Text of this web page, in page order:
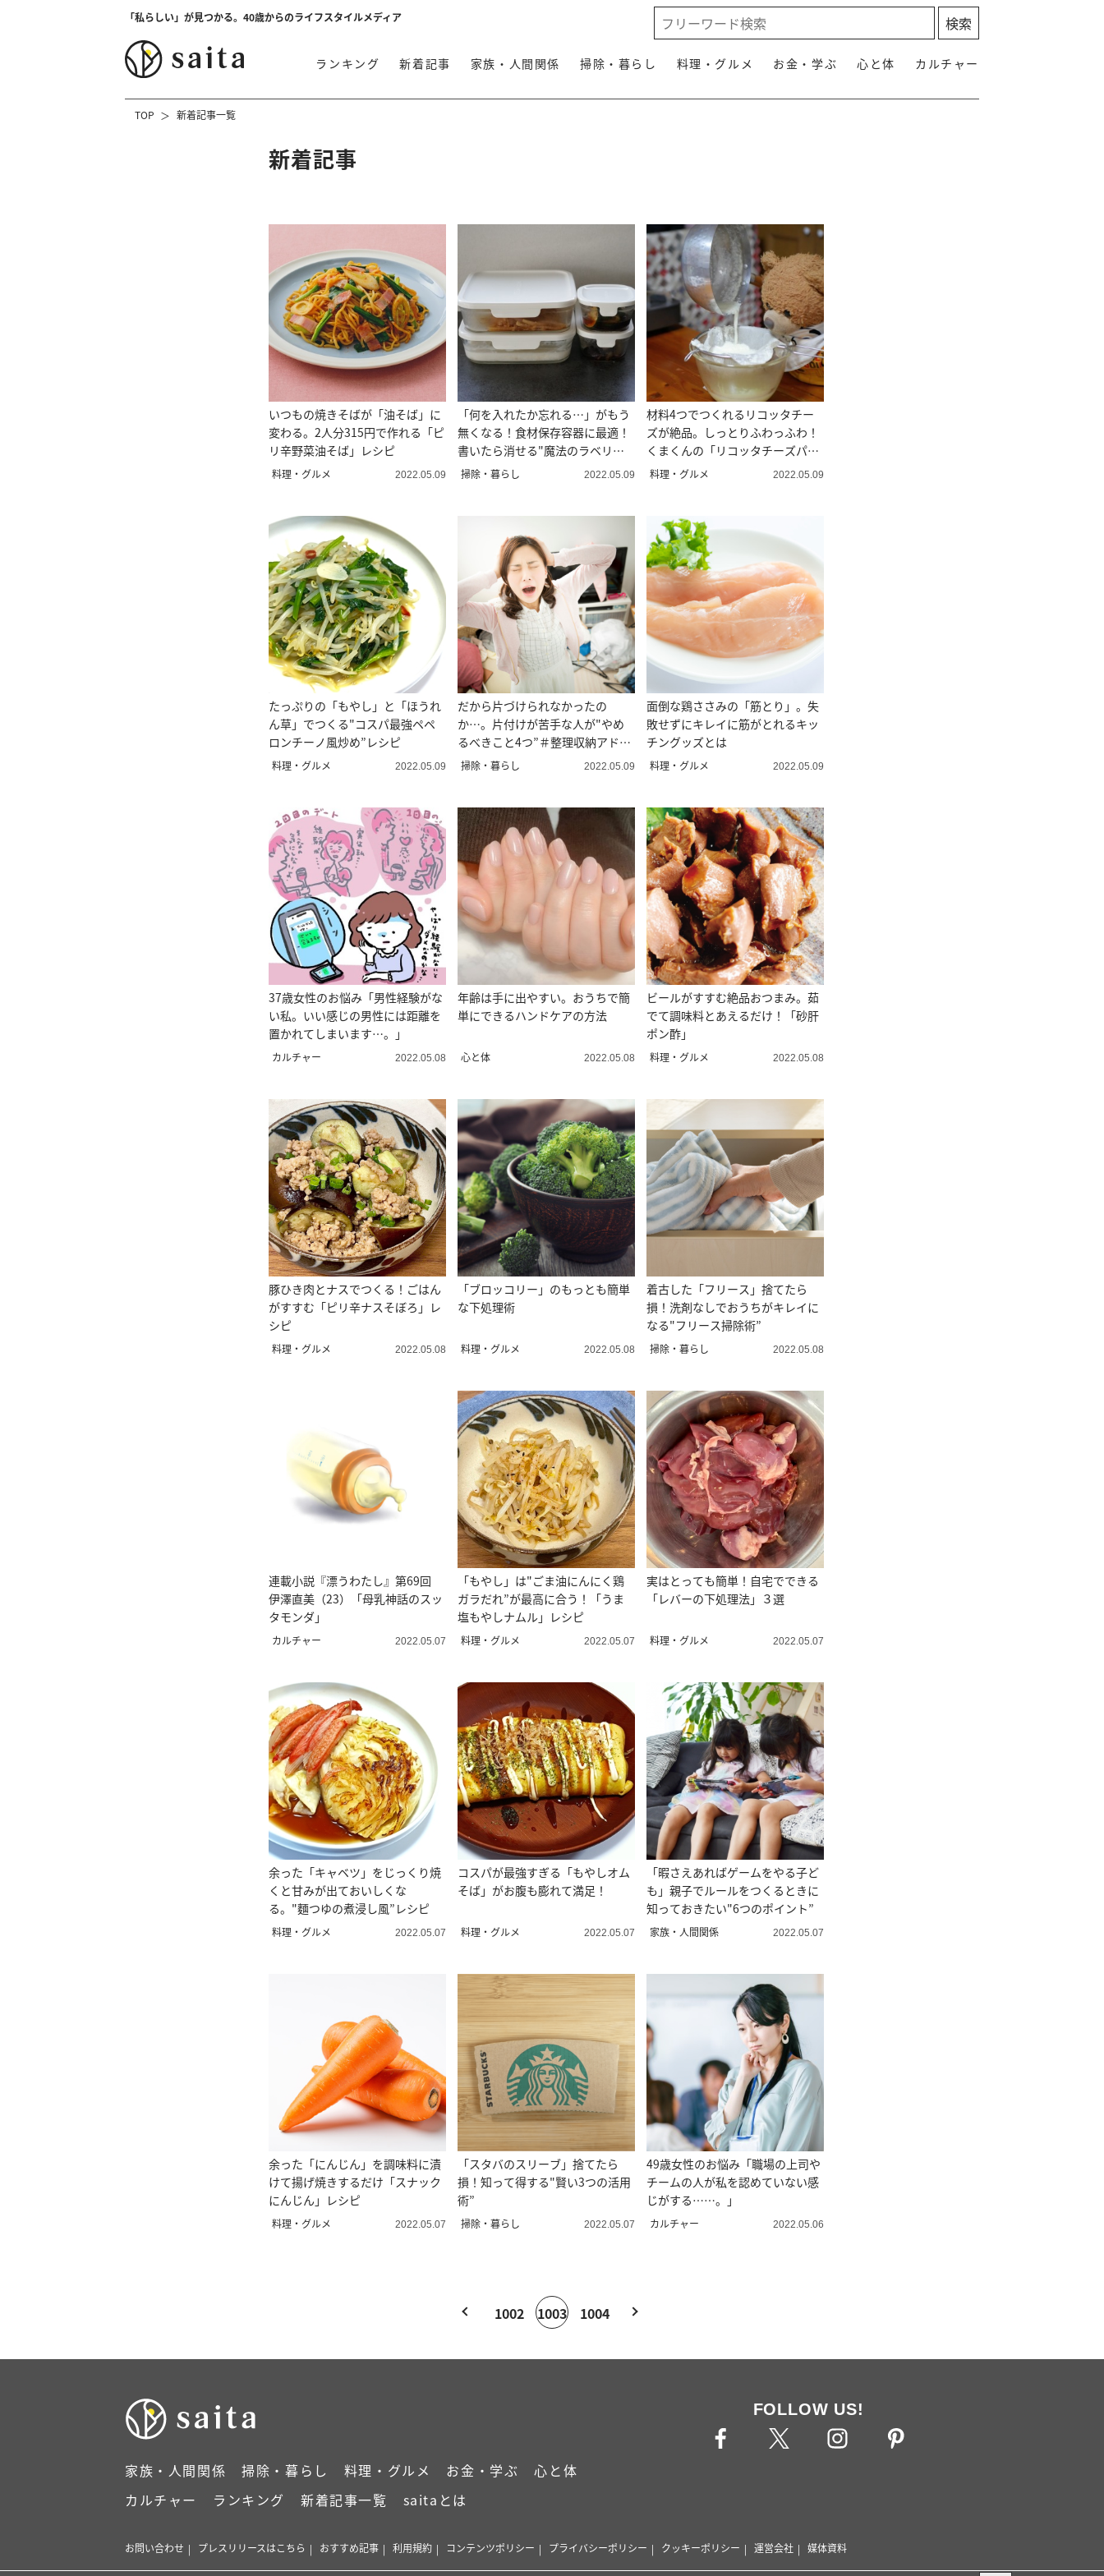
「私らしい」が見つかる。40歳からのライフスタイルメディア
ランキング 新着記事 家族・人間関係 掃除・暮らし 料理・グルメ お金・学ぶ 心と体 カルチャー
TOP 新着記事一覧
新着記事
いつもの焼きそばが「油そば」に
変わる。2人分315円で作れる「ピ
リ辛野菜油そば」レシピ
料理・グルメ 2022.05.09
「何を入れたか忘れる…」がもう
無くなる！食材保存容器に最適！
書いたら消せる"魔法のラベリン
グ術”
掃除・暮らし 2022.05.09
材料4つでつくれるリコッタチー
ズが絶品。しっとりふわっふわ！
くまくんの「リコッタチーズパン
ケーキ」レシピ
料理・グルメ 2022.05.09
たっぷりの「もやし」と「ほうれ
ん草」でつくる"コスパ最強ペペ
ロンチーノ風炒め”レシピ
料理・グルメ 2022.05.09
だから片づけられなかったの
か…。片付けが苦手な人が"やめ
るべきこと4つ”＃整理収納アドバ
イザー直伝
掃除・暮らし 2022.05.09
面倒な鶏ささみの「筋とり」。失
敗せずにキレイに筋がとれるキッ
チングッズとは
料理・グルメ 2022.05.09
37歳女性のお悩み「男性経験がな
い私。いい感じの男性には距離を
置かれてしまいます…。」
カルチャー 2022.05.08
年齢は手に出やすい。おうちで簡
単にできるハンドケアの方法
心と体 2022.05.08
ビールがすすむ絶品おつまみ。茹
でて調味料とあえるだけ！「砂肝
ポン酢」
料理・グルメ 2022.05.08
豚ひき肉とナスでつくる！ごはん
がすすむ「ピリ辛ナスそぼろ」レ
シピ
料理・グルメ 2022.05.08
「ブロッコリー」のもっとも簡単
な下処理術
料理・グルメ 2022.05.08
着古した「フリース」捨てたら
損！洗剤なしでおうちがキレイに
なる"フリース掃除術”
掃除・暮らし 2022.05.08
連載小説『漂うわたし』第69回
伊澤直美（23）「母乳神話のスッ
タモンダ」
カルチャー 2022.05.07
「もやし」は"ごま油にんにく鶏
ガラだれ”が最高に合う！「うま
塩もやしナムル」レシピ
料理・グルメ 2022.05.07
実はとっても簡単！自宅でできる
「レバーの下処理法」３選
料理・グルメ 2022.05.07
余った「キャベツ」をじっくり焼
くと甘みが出ておいしくな
る。"麵つゆの煮浸し風”レシピ
料理・グルメ 2022.05.07
コスパが最強すぎる「もやしオム
そば」がお腹も膨れて満足！
料理・グルメ 2022.05.07
「暇さえあればゲームをやる子ど
も」親子でルールをつくるときに
知っておきたい"6つのポイント”
家族・人間関係 2022.05.07
余った「にんじん」を調味料に漬
けて揚げ焼きするだけ「スナック
にんじん」レシピ
料理・グルメ 2022.05.07
「スタバのスリーブ」捨てたら
損！知って得する"賢い3つの活用
術”
掃除・暮らし 2022.05.07
49歳女性のお悩み「職場の上司や
チームの人が私を認めていない感
じがする……。」
カルチャー 2022.05.06
1002 1003 1004
家族・人間関係 掃除・暮らし 料理・グルメ お金・学ぶ
心と体
カルチャー
ランキング 新着記事一覧 saitaとは
FOLLOW US!
お問い合わせ プレスリリースはこちら おすすめ記事 利用規約 コンテンツポリシー プライバシーポリシー クッキーポリシー 運営会社 媒体資料